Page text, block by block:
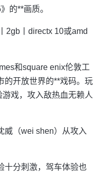
的**画质。
2gb丨directx 10或amd
和square enix伦敦工
的开放世界的**戏码。玩
戏，攻入敌热血无赖人
威（wei shen）从攻入
十分刺激，驾车体验也